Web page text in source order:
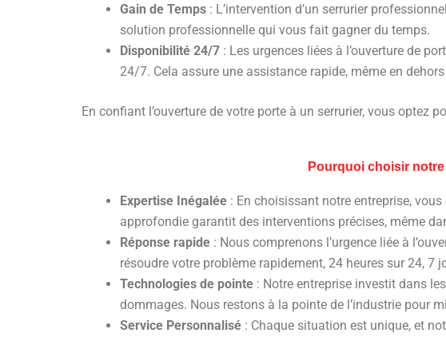
Gain de Temps : L’intervention d’un serrurier
solution professionnelle qui vous fait gagner du temps.
Disponibilité 24/7 : Les urgences liées à l’ouverture de
24/7. Cela assure une assistance rapide, même en
En confiant l’ouverture de votre porte à un serrurier, vous optez
Pourquoi choisir
Expertise Inégalée : En choisissant notre entreprise,
approfondie garantit des interventions précises, même
Réponse rapide : Nous comprenons l’urgence liée à
résoudre votre problème rapidement, 24 heures sur 24, 7
Technologies de pointe : Notre entreprise investit dans
dommages. Nous restons à la pointe de l’industrie pour
Service Personnalisé : Chaque situation est unique, et